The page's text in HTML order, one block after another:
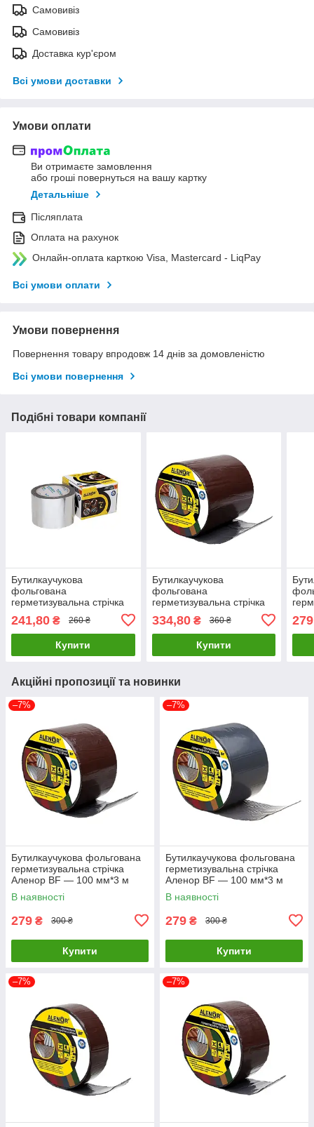
Самовивіз
Самовивіз
Доставка кур'єром
Всі умови доставки
Умови оплати
Ви отримаєте замовлення
або гроші повернуться на вашу картку
Детальніше
Післяплата
Оплата на рахунок
Онлайн-оплата карткою Visa, Mastercard - LiqPay
Всі умови оплати
Умови повернення
Повернення товару впродовж 14 днів за домовленістю
Всі умови повернення
Подібні товари компанії
Бутилкаучукова
фольгована
герметизувальна стрічка
Аленор BF — 75 мм*3 м
(сіра)
241,80 ₴ 260 ₴
Купити
Бутилкаучукова
фольгована
герметизувальна стрічка
Аленор BF — 150 мм*3 м
(коричнева)
334,80₴ 360 ₴
Купити
279
Акційні пропозиції та новинки
–7%
Бутилкаучукова фольгована
герметизувальна стрічка
Аленор BF — 100 мм*3 м
(коричнева)
В наявності
279 ₴ 300 ₴
Купити
–7%
Бутилкаучукова фольгована
герметизувальна стрічка
Аленор BF — 100 мм*3 м
(графітовий)
В наявності
279 ₴ 300 ₴
Купити
–7% –7%